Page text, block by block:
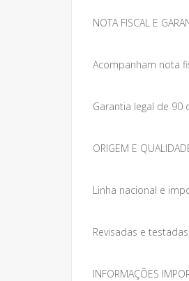
NOTA FISCAL E
Acompanham nota
Garantia legal de
ORIGEM E
Linha nacional e
Revisadas e
INFORMAÇÕES